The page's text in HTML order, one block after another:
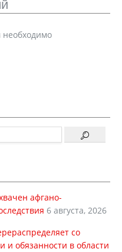
афгано-
6 августа, 2026
со
обязанности в области